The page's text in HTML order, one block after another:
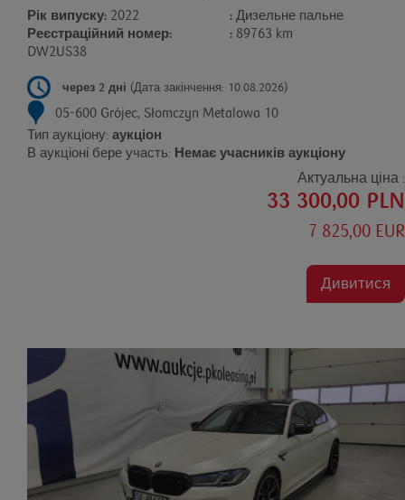
Рік випуску: 2022
Реєстраційний номер:
DW2US38
: Дизельне пальне
: 89763 km
Актуальна ціна :
33 300,00 PLN
7 825,00 EUR
Дивитися
через 2 дні (Дата закінчення: 10.08.2026)
05-600 Grójec, Słomczyn Metalowa 10
Тип аукціону: аукціон
В аукціоні бере участь: Немає учасників аукціону